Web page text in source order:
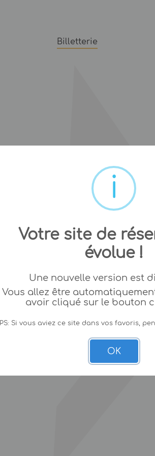
Billetterie
Votre site de
évolue !
Une nouvelle version est
Vous allez être
avoir cliqué sur le bouton
PS: Si vous aviez ce site dans vos favoris,
OK